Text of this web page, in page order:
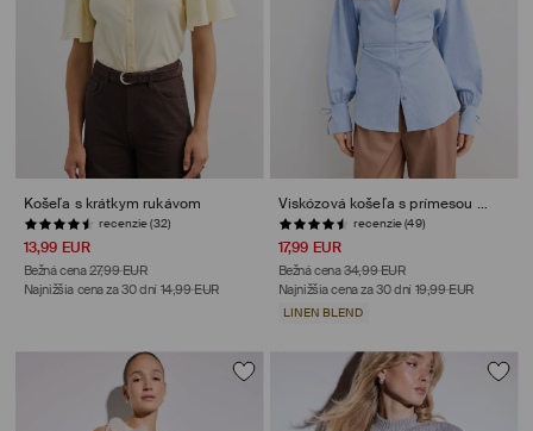
Košeľa s krátkym rukávom
recenzie (32)
13,99 EUR
Bežná cena 27,99 EUR
Najnižšia cena za 30 dní 14,99 EUR
Viskózová košeľa s prímesou ľanu
recenzie (49)
17,99 EUR
Bežná cena 34,99 EUR
Najnižšia cena za 30 dní 19,99 EUR
LINEN BLEND